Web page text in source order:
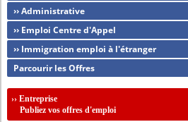
›› Administrative
›› Emploi Centre d'Appel
›› Immigration emploi à l'étranger
Parcourir les Offres
››Entreprise
Publiez vos offres d'emploi